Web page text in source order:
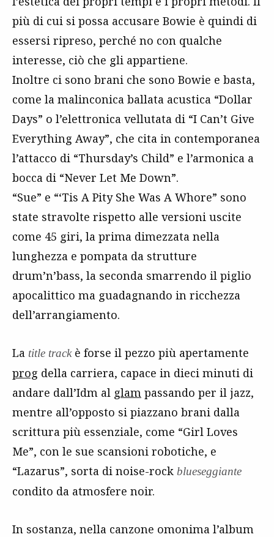
più di cui si possa accusare Bowie è quindi di
essersi ripreso, perché no con qualche
interesse, ciò che gli appartiene.
Inoltre ci sono brani che sono Bowie e basta,
come la malinconica ballata acustica “Dollar
Days” o l’elettronica vellutata di “I Can’t Give
Everything Away”, che cita in contemporanea
l’attacco di “Thursday’s Child” e l’armonica a
bocca di “Never Let Me Down”.
“Sue” e “‘Tis A Pity She Was A Whore” sono
state stravolte rispetto alle versioni uscite
come 45 giri, la prima dimezzata nella
lunghezza e pompata da strutture
drum’n’bass, la seconda smarrendo il piglio
apocalittico ma guadagnando in ricchezza
dell’arrangiamento.
La title trackè forse il pezzo più apertamente
prog della carriera, capace in dieci minuti di
andare dall’Idm al glam passando per il jazz,
mentre all’opposto si piazzano brani dalla
scrittura più essenziale, come “Girl Loves
Me”, con le sue scansioni robotiche, e
“Lazarus”, sorta di noise-rock blueseggiante
condito da atmosfere noir.
In sostanza, nella canzone omonima l’album